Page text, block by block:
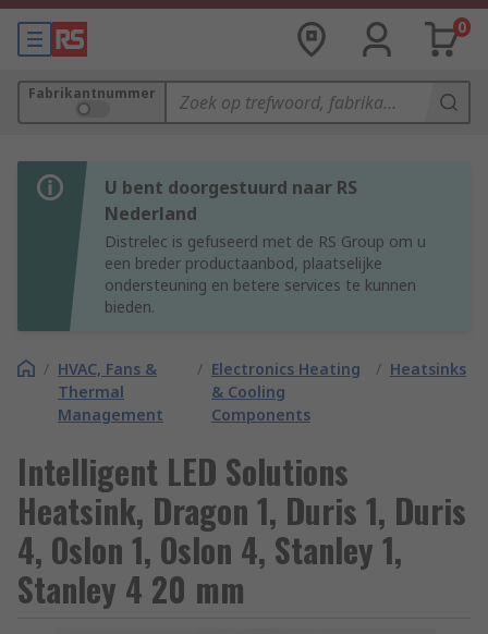
0
Fabrikantnummer
U bent doorgestuurd naar RS
Nederland
Distrelec is gefuseerd met de RS Group om u
een breder productaanbod, plaatselijke
ondersteuning en betere services te kunnen
bieden.
/ HVAC, Fans &
Thermal
Management
/ Electronics Heating
& Cooling
Components
/ Heatsinks
Intelligent LED Solutions
Heatsink, Dragon 1, Duris 1, Duris
4, Oslon 1, Oslon 4, Stanley 1,
Stanley 4 20 mm